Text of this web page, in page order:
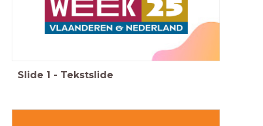
Slide 1 - Tekstslide